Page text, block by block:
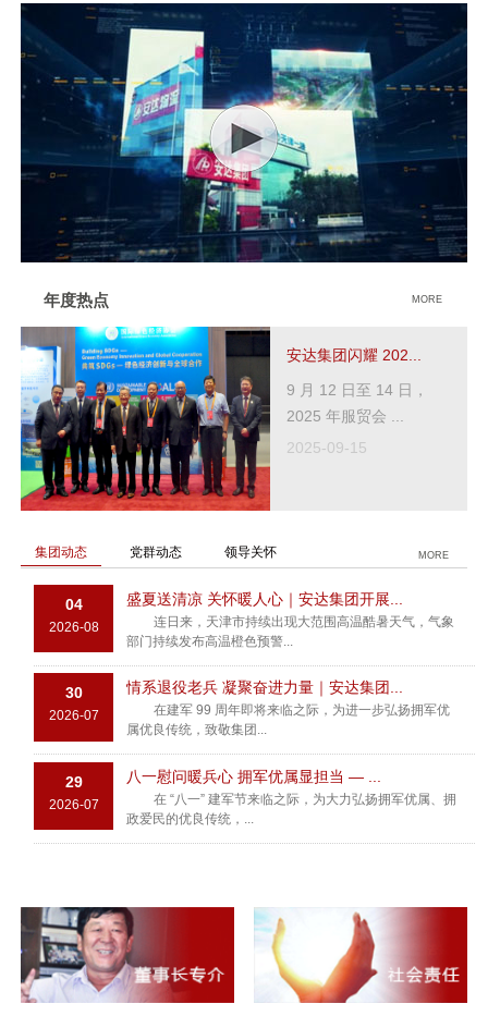
年度热点 MORE
安达集团闪耀 202...
9 月 12 日至 14 日，
2025 年服贸会 ...
2025-09-15
集团动态 党群动态 领导关怀 MORE
04
2026-08
盛夏送清凉 关怀暖人心｜安达集团开展...
连日来，天津市持续出现大范围高温酷暑天气，气象
部门持续发布高温橙色预警...
30
2026-07
情系退役老兵 凝聚奋进力量｜安达集团...
在建军 99 周年即将来临之际，为进一步弘扬拥军优
属优良传统，致敬集团...
29
2026-07
八一慰问暖兵心 拥军优属显担当 — ...
在 “八一” 建军节来临之际，为大力弘扬拥军优属、拥
政爱民的优良传统，...